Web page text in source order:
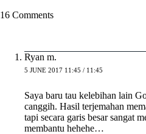
16 Comments
Ryan m.
5 JUNE 2017 11:45 / 11:45
Saya baru tau kelebihan lain
canggih. Hasil terjemahan
tapi secara garis besar sangat
membantu hehehe…